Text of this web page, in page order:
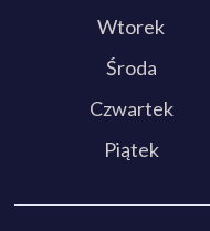
Wtorek
Środa
Czwartek
Piątek